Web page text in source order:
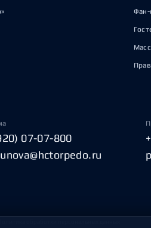
Фан-
07-07-800